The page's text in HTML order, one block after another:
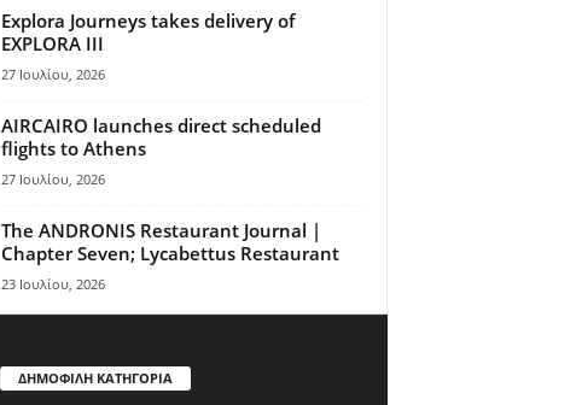
Explora Journeys takes delivery of
EXPLORA III
27 Ιουλίου, 2026
AIRCAIRO launches direct scheduled
flights to Athens
27 Ιουλίου, 2026
The ANDRONIS Restaurant Journal |
Chapter Seven; Lycabettus Restaurant
23 Ιουλίου, 2026
ΔΗΜΟΦΙΛΗ ΚΑΤΗΓΟΡΙΑ